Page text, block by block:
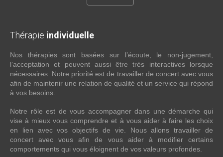
Thérapie individuelle
Nos thérapies sont basées sur l’écoute, le non-jugement,
l’acceptation et peuvent aussi être très interactives lorsque
nécessaires. Notre priorité est de travailler de concert avec vous
afin de maintenir une relation de qualité et un service qui répond
à vos besoins.
Notre rôle est de vous accompagner dans une démarche qui
vise à mieux vous comprendre et à vous aider à faire les choix
en lien avec vos objectifs de vie. Nous allons travailler de
concert avec vous afin de vous aider à modifier certains
comportements qui vous éloignent de vos valeurs profondes.